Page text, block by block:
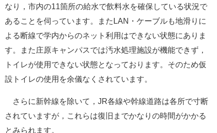
なり，市内の11箇所の給水で飲料水を確保している状況で
あることを伺っています。また LAN ・ケーブルも地滑りに
よる断線で学内からのネット利用はできない状態にありま
す。また庄原キャンパスでは汚水処理施設が機能できず，
トイレが使用できない状態となっております。そのため仮
設トイレの使用を余儀なくされています。
さらに新幹線を除いて， JR各線や幹線道路は各所で寸断
されていますが，これらは復旧までかなりの時間がかかる
とみられます。